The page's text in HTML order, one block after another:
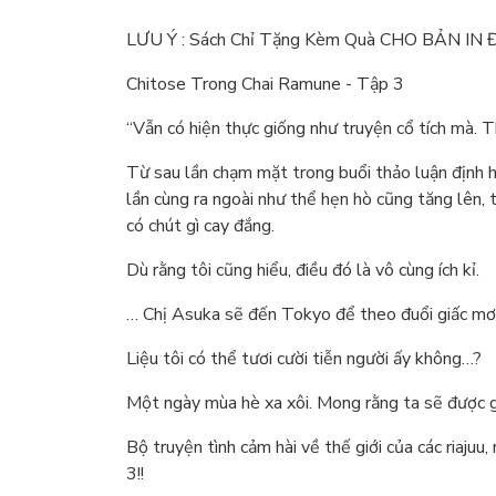
LƯU Ý : Sách Chỉ Tặng Kèm Quà CHO BẢN
Chitose Trong Chai Ramune - Tập 3
“Vẫn có hiện thực giống như truyện cổ tích mà.
Từ sau lần chạm mặt trong buổi thảo luận định
lần cùng ra ngoài như thể hẹn hò cũng tăng
có chút gì cay đắng.
Dù rằng tôi cũng hiểu, điều đó là vô cùng ích kỉ.
… Chị Asuka sẽ đến Tokyo để theo đuổi giấc
Liệu tôi có thể tươi cười tiễn người ấy không…?
Một ngày mùa hè xa xôi. Mong rằng ta sẽ được
Bộ truyện tình cảm hài về thế giới của các
3!!